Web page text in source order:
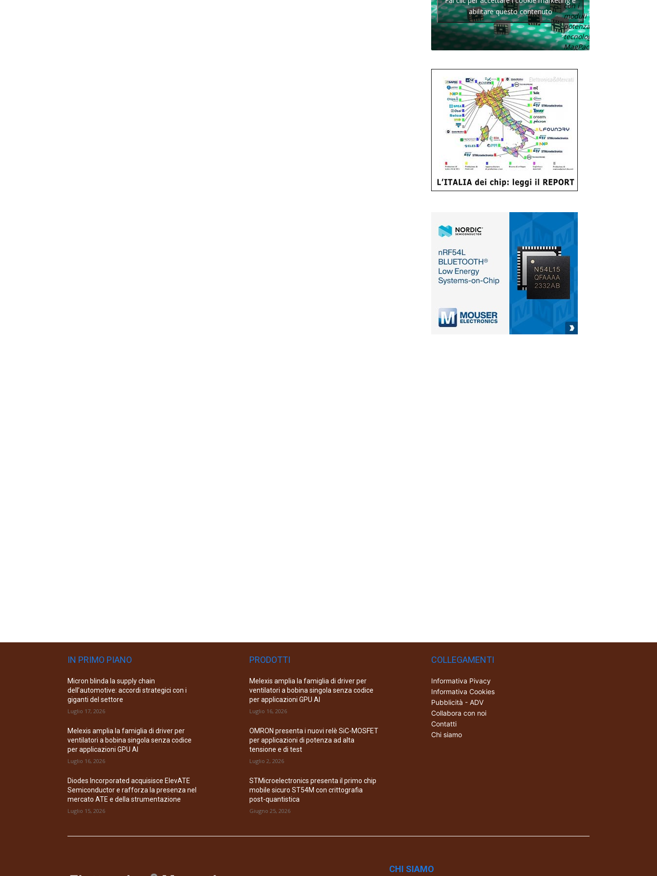
con i
moduli di
potenza con
tecnologia
MagPack.
abilitare questo contenuto
IN PRIMO PIANO
Micron blinda la supply chain
dell’automotive: accordi strategici con i
giganti del settore
Luglio 17, 2026
Melexis amplia la famiglia di driver per
ventilatori a bobina singola senza codice
per applicazioni GPU AI
Luglio 16, 2026
Diodes Incorporated acquisisce ElevATE
Semiconductor e rafforza la presenza nel
mercato ATE e della strumentazione
Luglio 15, 2026
PRODOTTI
Melexis amplia la famiglia di driver per
ventilatori a bobina singola senza codice
per applicazioni GPU AI
Luglio 16, 2026
OMRON presenta i nuovi relè SiC-MOSFET
per applicazioni di potenza ad alta
tensione e di test
Luglio 2, 2026
STMicroelectronics presenta il primo chip
mobile sicuro ST54M con crittografia
post-quantistica
Giugno 25, 2026
COLLEGAMENTI
Informativa Pivacy
Informativa Cookies
Pubblicità - ADV
Collabora con noi
Contatti
Chi siamo
CHI SIAMO